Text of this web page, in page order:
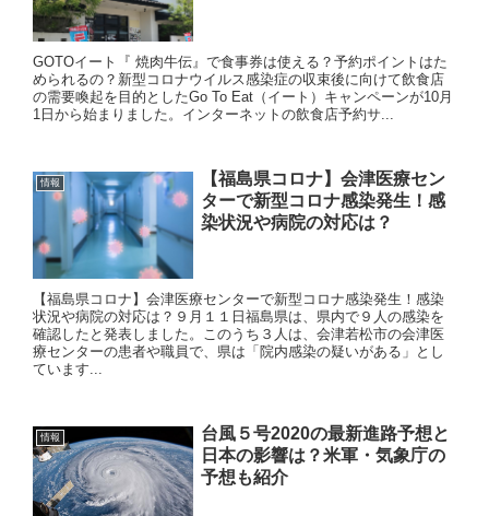
GOTOイート『 焼肉牛伝』で食事券は使える？予約ポイントはた
められるの？新型コロナウイルス感染症の収束後に向けて飲食店
の需要喚起を目的としたGo To Eat（イート）キャンペーンが10月
1日から始まりました。インターネットの飲食店予約サ...
情報
【福島県コロナ】会津医療セン
ターで新型コロナ感染発生！感
染状況や病院の対応は？
【福島県コロナ】会津医療センターで新型コロナ感染発生！感染
状況や病院の対応は？９月１１日福島県は、県内で９人の感染を
確認したと発表しました。このうち３人は、会津若松市の会津医
療センターの患者や職員で、県は「院内感染の疑いがある」とし
ています...
情報
台風５号2020の最新進路予想と
日本の影響は？米軍・気象庁の
予想も紹介